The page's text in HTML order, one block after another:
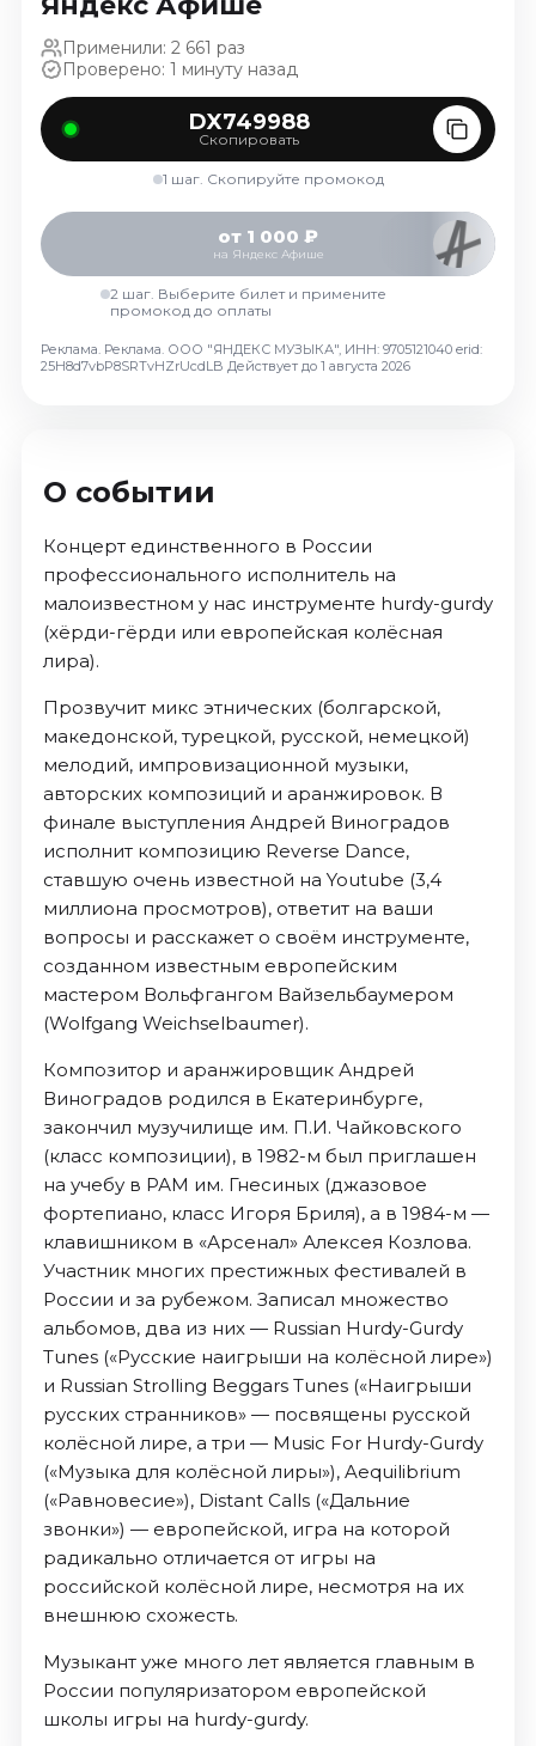
Экскурсии
Сентябрь 2026
Октябрь 2026
Август 2026
Сентябрь 2026
Октябрь 2026
События
Ноябрь 2026
Январь 2027
Применили: 2 661 раз
Проверено: 1 минуту назад
DX749988
Скопировать
1 шаг. Скопируйте промокод
от 1 000 ₽
на Яндекс Афише
2 шаг. Выберите билет и примените
промокод до оплаты
Реклама. Реклама. ООО "ЯНДЕКС МУЗЫКА", ИНН: 9705121040 erid:
25H8d7vbP8SRTvHZrUcdLB Действует до 1 августа 2026
О событии
Концерт единственного в России
профессионального исполнитель на
малоизвестном у нас инструменте hurdy-gurdy
(хёрди-гёрди или европейская колёсная
лира).
Прозвучит микс этнических (болгарской,
македонской, турецкой, русской, немецкой)
мелодий, импровизационной музыки,
авторских композиций и аранжировок. В
финале выступления Андрей Виноградов
исполнит композицию Reverse Dance,
ставшую очень известной на Youtubе (3,4
миллиона просмотров), ответит на ваши
вопросы и расскажет о своём инструменте,
созданном известным европейским
мастером Вольфгангом Вайзельбаумером
(Wolfgang Weichselbaumer).
Композитор и аранжировщик Андрей
Виноградов родился в Екатеринбурге,
закончил музучилище им. П.И. Чайковского
(класс композиции), в 1982-м был приглашен
на учебу в РАМ им. Гнесиных (джазовое
фортепиано, класс Игоря Бриля), а в 1984-м —
клавишником в «Арсенал» Алексея Козлова.
Участник многих престижных фестивалей в
России и за рубежом. Записал множество
альбомов, два из них — Russian Hurdy-Gurdy
Tunes («Русские наигрыши на колёсной лире»)
и Russian Strolling Beggars Tunes («Наигрыши
русских странников» — посвящены русской
колёсной лире, а три — Music For Hurdy-Gurdy
(«Музыка для колёсной лиры»), Aequilibrium
(«Равновесие»), Distant Calls («Дальние
звонки») — европейской, игра на которой
радикально отличается от игры на
российской колёсной лире, несмотря на их
внешнюю схожесть.
Музыкант уже много лет является главным в
России популяризатором европейской
школы игры на hurdy-gurdy.